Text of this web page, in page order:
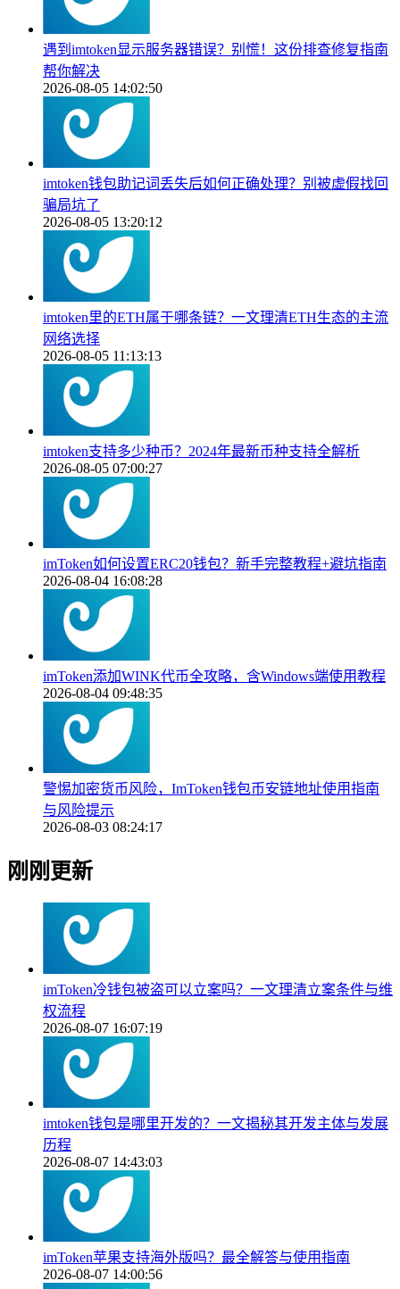
遇到imtoken显示服务器错误？别慌！这份排查修复指南
帮你解决
2026-08-05 14:02:50
imtoken钱包助记词丢失后如何正确处理？别被虚假找回
骗局坑了
2026-08-05 13:20:12
imtoken里的ETH属于哪条链？一文理清ETH生态的主流
网络选择
2026-08-05 11:13:13
imtoken支持多少种币？2024年最新币种支持全解析
2026-08-05 07:00:27
imToken如何设置ERC20钱包？新手完整教程+避坑指南
2026-08-04 16:08:28
imToken添加WINK代币全攻略，含Windows端使用教程
2026-08-04 09:48:35
警惕加密货币风险，ImToken钱包币安链地址使用指南
与风险提示
2026-08-03 08:24:17
刚刚更新
imToken冷钱包被盗可以立案吗？一文理清立案条件与维
权流程
2026-08-07 16:07:19
imtoken钱包是哪里开发的？一文揭秘其开发主体与发展
历程
2026-08-07 14:43:03
imToken苹果支持海外版吗？最全解答与使用指南
2026-08-07 14:00:56